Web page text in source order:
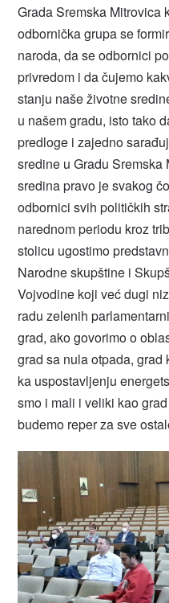
Grada Sremska Mitrovica
odbornička grupa se
naroda, da se odbornici
privredom i da čujemo
stanju naše životne
u našem gradu, isto tako
predloge i zajedno
sredine u Gradu
sredina pravo je svakog
odbornici svih političkih
narednom periodu kroz
stolicu ugostimo
Narodne skupštine i
Vojvodine koji već dugi
radu zelenih
grad, ako govorimo o
grad sa nula otpada,
ka uspostavljenju
smo i mali i veliki kao
budemo reper za sve